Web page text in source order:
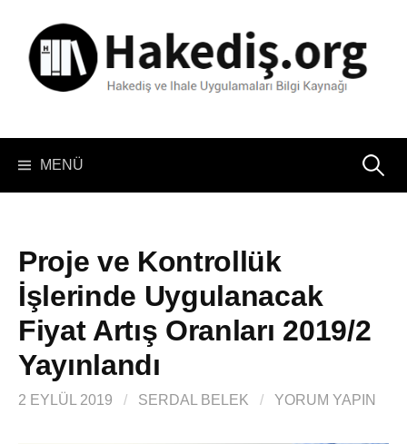
MENÜ Arama:
Proje ve Kontrollük
İşlerinde Uygulanacak
Fiyat Artış Oranları 2019/2
Yayınlandı
2 EYLÜL 2019 / SERDAL BELEK / YORUM YAPIN